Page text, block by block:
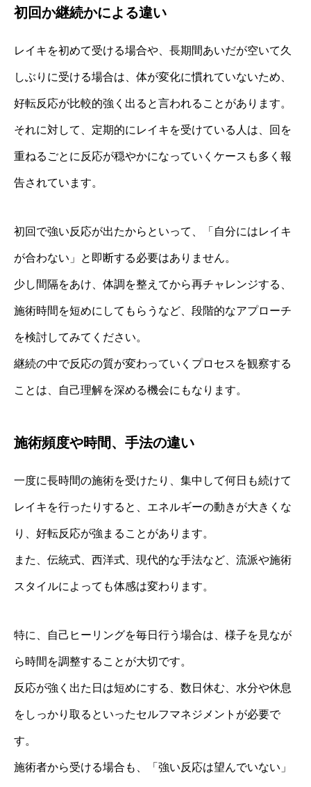
初回か継続かによる違い
レイキを初めて受ける場合や、長期間あいだが空いて久
しぶりに受ける場合は、体が変化に慣れていないため、
好転反応が比較的強く出ると言われることがあります。
それに対して、定期的にレイキを受けている人は、回を
重ねるごとに反応が穏やかになっていくケースも多く報
告されています。
初回で強い反応が出たからといって、「自分にはレイキ
が合わない」と即断する必要はありません。
少し間隔をあけ、体調を整えてから再チャレンジする、
施術時間を短めにしてもらうなど、段階的なアプローチ
を検討してみてください。
継続の中で反応の質が変わっていくプロセスを観察する
ことは、自己理解を深める機会にもなります。
施術頻度や時間、手法の違い
一度に長時間の施術を受けたり、集中して何日も続けて
レイキを行ったりすると、エネルギーの動きが大きくな
り、好転反応が強まることがあります。
また、伝統式、西洋式、現代的な手法など、流派や施術
スタイルによっても体感は変わります。
特に、自己ヒーリングを毎日行う場合は、様子を見なが
ら時間を調整することが大切です。
反応が強く出た日は短めにする、数日休む、水分や休息
をしっかり取るといったセルフマネジメントが必要で
す。
施術者から受ける場合も、「強い反応は望んでいない」